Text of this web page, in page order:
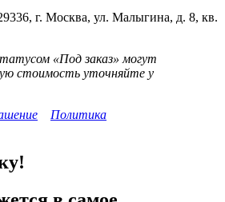
г. Москва, ул. Малыгина, д. 8, кв.
«Под заказ» могут
стоимость уточняйте у
Политика